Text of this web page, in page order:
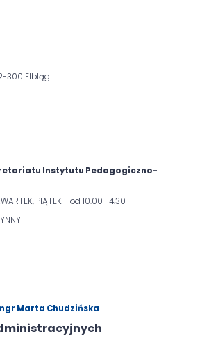
300 Elbląg
Instytutu Pedagogiczno-
PIĄTEK - od 10.00-14.30
Marta Chudzińska